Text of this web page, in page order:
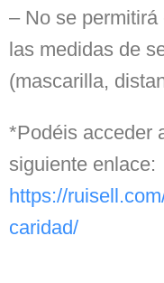
– No se
las medidas de
(mascarilla,
*Podéis acceder
siguiente enlace:
https://
caridad/